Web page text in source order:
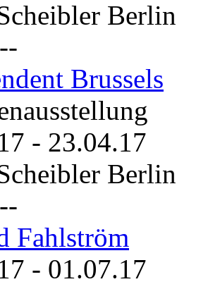
Berlin
Brussels
- 23.04.17
Berlin
Fahlström
- 01.07.17